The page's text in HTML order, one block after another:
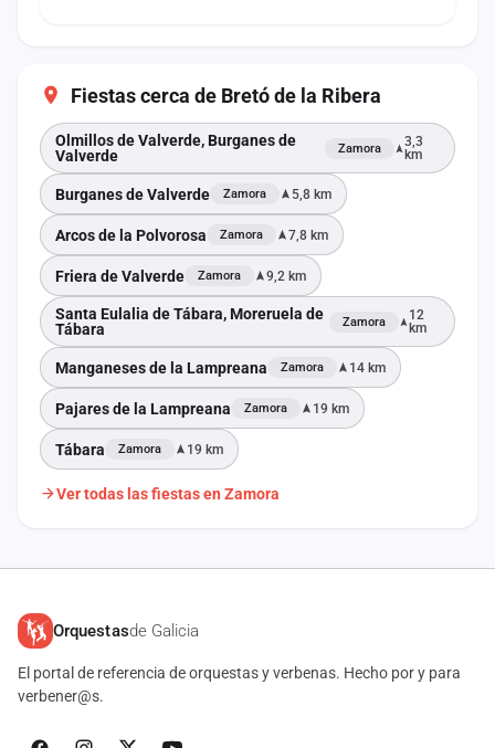
Fiestas cerca de Bretó de la Ribera
Olmillos de Valverde, Burganes de
Valverde
Zamora
3,3
km
Burganes de Valverde Zamora 5,8 km
Arcos de la Polvorosa Zamora 7,8 km
Friera de Valverde Zamora 9,2 km
Santa Eulalia de Tábara, Moreruela de
Tábara
Zamora
12
km
Manganeses de la Lampreana Zamora 14 km
Pajares de la Lampreana Zamora 19 km
Tábara Zamora 19 km
Ver todas las fiestas en Zamora
Orquestasde Galicia
El portal de referencia de orquestas y verbenas. Hecho por y para
verbener@s.